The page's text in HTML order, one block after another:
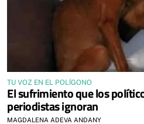
TU VOZ EN EL POLÍGONO
El sufrimiento que los
periodistas ignoran
MAGDALENA ADEVA ANDANY